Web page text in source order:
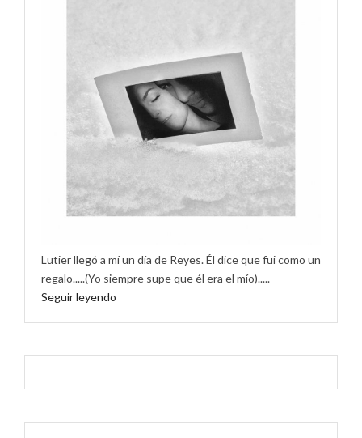
Lutier llegó a mí un día de Reyes. Él dice que fui como un
regalo.....(Yo siempre supe que él era el mío).....
Seguir leyendo